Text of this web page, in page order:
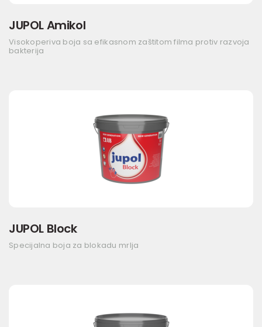
JUPOL Amikol
Visokoperiva boja sa efikasnom zaštitom filma protiv razvoja
bakterija
JUPOL Block
Specijalna boja za blokadu mrlja